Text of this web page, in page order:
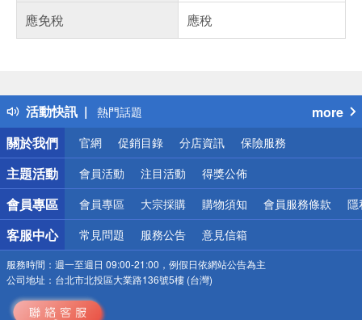
應免稅
應稅
活動快訊
得獎公告
熱門話題
銀行優惠
偏遠地區配送
詐騙網頁！請小心！
more
關於我們
官網 促銷目錄 分店資訊 保險服務
主題活動 會員活動 注目活動 得獎公佈
會員專區 會員專區 大宗採購 購物須知 會員服務條款 隱
客服中心 常見問題 服務公告 意見信箱
服務時間： 週一至週日 09:00-21:00，例假日依網站公告為主
公司地址： 台北市北投區大業路136號5樓 (台灣)